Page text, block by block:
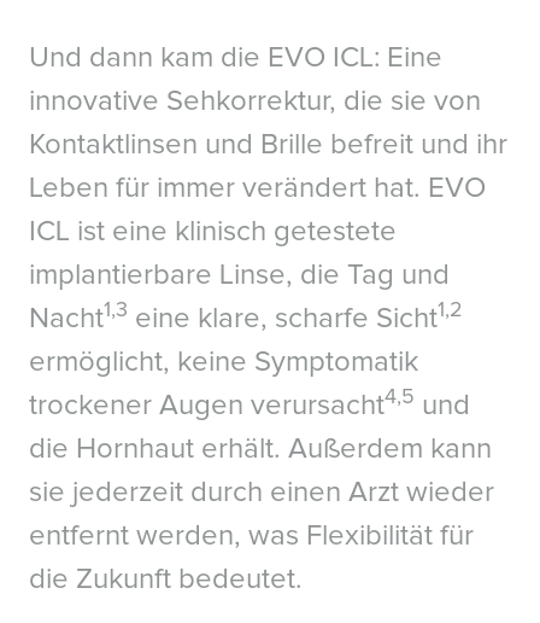
Und dann kam die EVO ICL: Eine
innovative Sehkorrektur, die sie von
Kontaktlinsen und Brille befreit und ihr
Leben für immer verändert hat. EVO
ICL ist eine klinisch getestete
implantierbare Linse, die Tag und
Nacht1,3 eine klare, scharfe Sicht1,2
ermöglicht, keine Symptomatik
trockener Augen verursacht4,5 und
die Hornhaut erhält. Außerdem kann
sie jederzeit durch einen Arzt wieder
entfernt werden, was Flexibilität für
die Zukunft bedeutet.